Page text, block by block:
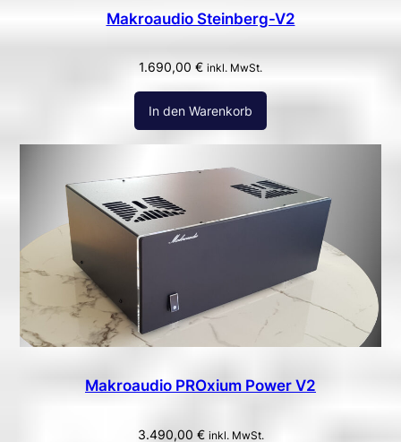
Makroaudio Steinberg-V2
1.690,00 € inkl. MwSt.
In den Warenkorb
Makroaudio PROxium Power V2
3.490,00 € inkl. MwSt.